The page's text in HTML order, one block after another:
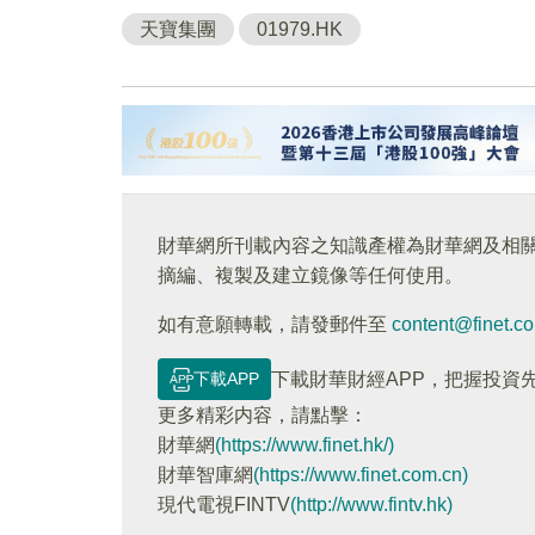
天寶集團 01979.HK
財華網所刊載內容之知識產權為財華網及相
摘編、複製及建立鏡像等任何使用。
如有意願轉載，請發郵件至
下載APP
下載財華財經APP，把握投資
更多精彩内容，請點擊：
財華網(https://www.finet.hk/)
財華智庫網(https://www.finet.com.cn)
現代電視FINTV(http://www.fintv.hk)